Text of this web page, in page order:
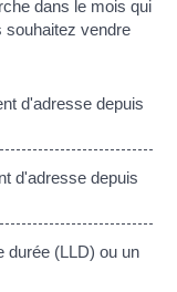
dans le mois qui
vendre
d'adresse depuis
d'adresse depuis
durée (LLD) ou un